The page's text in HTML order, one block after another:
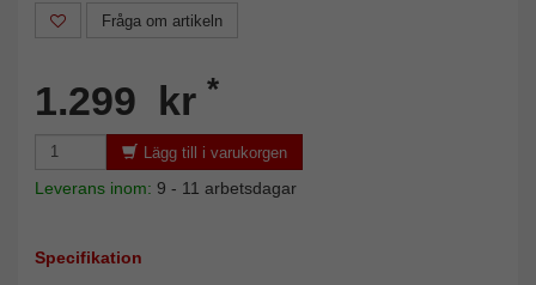
Fråga om artikeln
1.299 kr *
Lägg till i varukorgen
Leverans inom: 9 - 11 arbetsdagar
Specifikation